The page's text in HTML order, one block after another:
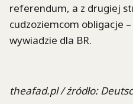
referendum, a z drugiej
cudzoziemcom obligacje
wywiadzie dla BR.
theafad.pl / źródło: